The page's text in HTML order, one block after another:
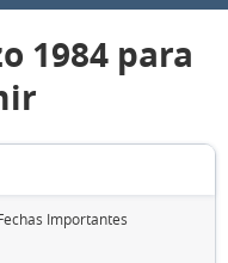
1984 para
Importantes